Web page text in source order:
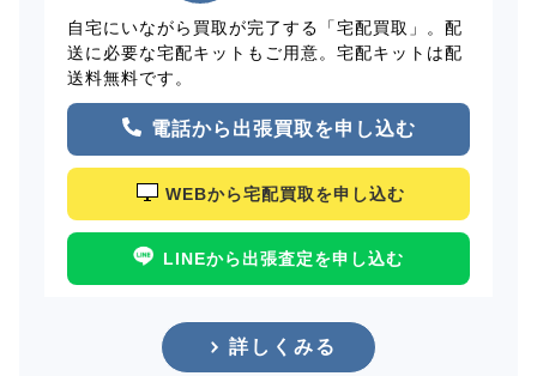
自宅にいながら買取が完了する「宅配買取」。配
送に必要な宅配キットもご用意。宅配キットは配
送料無料です。
電話から出張買取を申し込む
WEBから宅配買取を申し込む
LINEから出張査定を申し込む
詳しくみる